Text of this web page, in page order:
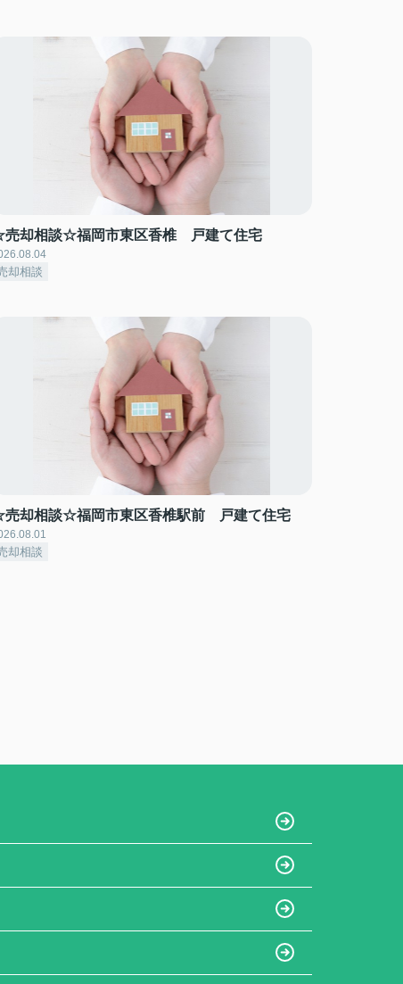
却相談☆福岡市東区香椎 戸建て住宅
却相談
却相談☆福岡市東区香椎駅前 戸建て住宅
却相談